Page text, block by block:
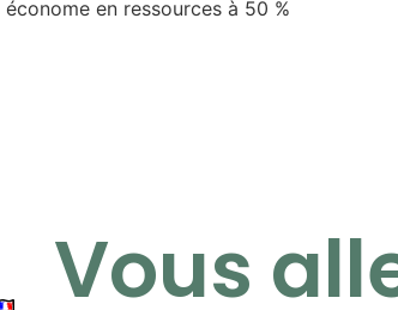
en ressources à 50 %
Vous